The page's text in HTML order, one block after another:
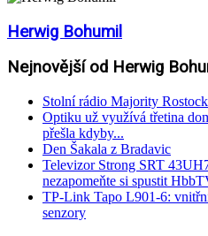
Herwig Bohumil
Nejnovější od Herwig
Stolní rádio Majority
Optiku už využívá třetina
přešla kdyby...
Den Šakala z Bradavic
Televizor Strong SRT
nezapomeňte si spustit
TP-Link Tapo L901-6:
senzory